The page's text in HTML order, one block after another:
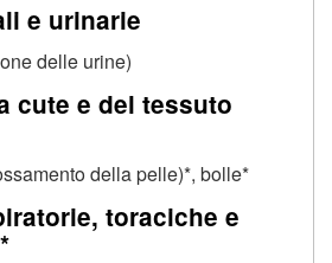
e urinarie
delle urine)
cute e del tessuto
della pelle)*, bolle*
toraciche e